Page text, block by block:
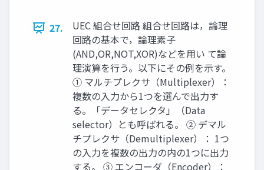
27.
UEC 組合せ回路 組合せ回路は，論理
回路の基本で，論理素子
(AND,OR,NOT,XOR)などを用い て論
理演算を行う。以下にその例を示す。
① マルチプレクサ（Multiplexer）：
複数の入力から1つを選んで出力す
る。「データセレクタ」（Data
selector）とも呼ばれる。 ② デマル
チプレクサ（Demultiplexer）： 1つ
の入力を複数の出力の内の1つに出力
する。 ③ エンコーダ（Encoder）：